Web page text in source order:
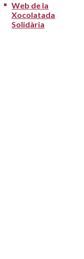
Web de la
Xocolatada
Solidària